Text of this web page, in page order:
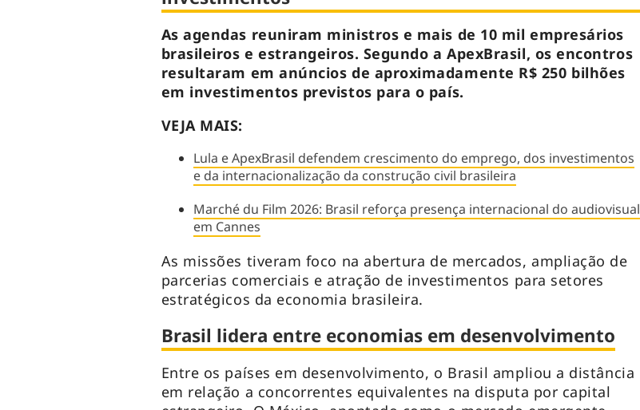
As agendas reuniram ministros e mais de 10 mil empresários
brasileiros e estrangeiros. Segundo a ApexBrasil, os encontros
resultaram em anúncios de aproximadamente R$ 250 bilhões
em investimentos previstos para o país.
VEJA MAIS:
Lula e ApexBrasil defendem crescimento do emprego, dos investimentos
e da internacionalização da construção civil brasileira
Marché du Film 2026: Brasil reforça presença internacional do audiovisual
em Cannes
As missões tiveram foco na abertura de mercados, ampliação de
parcerias comerciais e atração de investimentos para setores
estratégicos da economia brasileira.
Brasil lidera entre economias em desenvolvimento
Entre os países em desenvolvimento, o Brasil ampliou a distância
em relação a concorrentes equivalentes na disputa por capital